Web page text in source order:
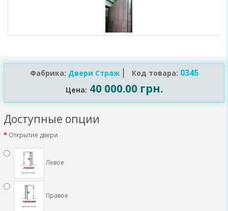
Фабрика: Двери Страж Код товара: 0345
Цена: 40 000.00 грн.
Доступные опции
Открытие двери
Левое
Правое